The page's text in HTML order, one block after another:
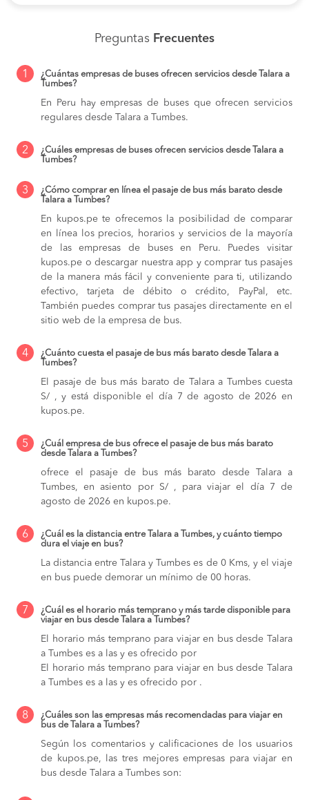
Preguntas Frecuentes
1
¿Cuántas empresas de buses ofrecen servicios desde Talara a
Tumbes?
En Peru hay empresas de buses que ofrecen servicios
regulares desde Talara a Tumbes.
2
¿Cuáles empresas de buses ofrecen servicios desde Talara a
Tumbes?
3
¿Cómo comprar en línea el pasaje de bus más barato desde
Talara a Tumbes?
En kupos.pe te ofrecemos la posibilidad de comparar
en línea los precios, horarios y servicios de la mayoría
de las empresas de buses en Peru. Puedes visitar
kupos.pe o descargar nuestra app y comprar tus pasajes
de la manera más fácil y conveniente para ti, utilizando
efectivo, tarjeta de débito o crédito, PayPal, etc.
También puedes comprar tus pasajes directamente en el
sitio web de la empresa de bus.
4
¿Cuánto cuesta el pasaje de bus más barato desde Talara a
Tumbes?
El pasaje de bus más barato de Talara a Tumbes cuesta
S/ , y está disponible el día 7 de agosto de 2026 en
kupos.pe.
5
¿Cuál empresa de bus ofrece el pasaje de bus más barato
desde Talara a Tumbes?
ofrece el pasaje de bus más barato desde Talara a
Tumbes, en asiento por S/ , para viajar el día 7 de
agosto de 2026 en kupos.pe.
6
¿Cuál es la distancia entre Talara a Tumbes, y cuánto tiempo
dura el viaje en bus?
La distancia entre Talara y Tumbes es de 0 Kms, y el viaje
en bus puede demorar un mínimo de 00 horas.
7
¿Cuál es el horario más temprano y más tarde disponible para
viajar en bus desde Talara a Tumbes?
El horario más temprano para viajar en bus desde Talara
a Tumbes es a las y es ofrecido por
El horario más temprano para viajar en bus desde Talara
a Tumbes es a las y es ofrecido por .
8
¿Cuáles son las empresas más recomendadas para viajar en
bus de Talara a Tumbes?
Según los comentarios y calificaciones de los usuarios
de kupos.pe, las tres mejores empresas para viajar en
bus desde Talara a Tumbes son: